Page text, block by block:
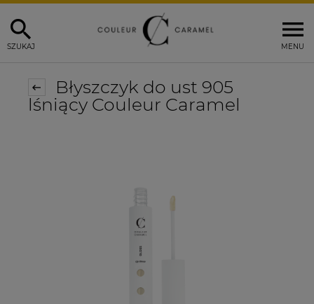
MENU
SZUKAJ
Błyszczyk do ust 905
lśniący Couleur Caramel